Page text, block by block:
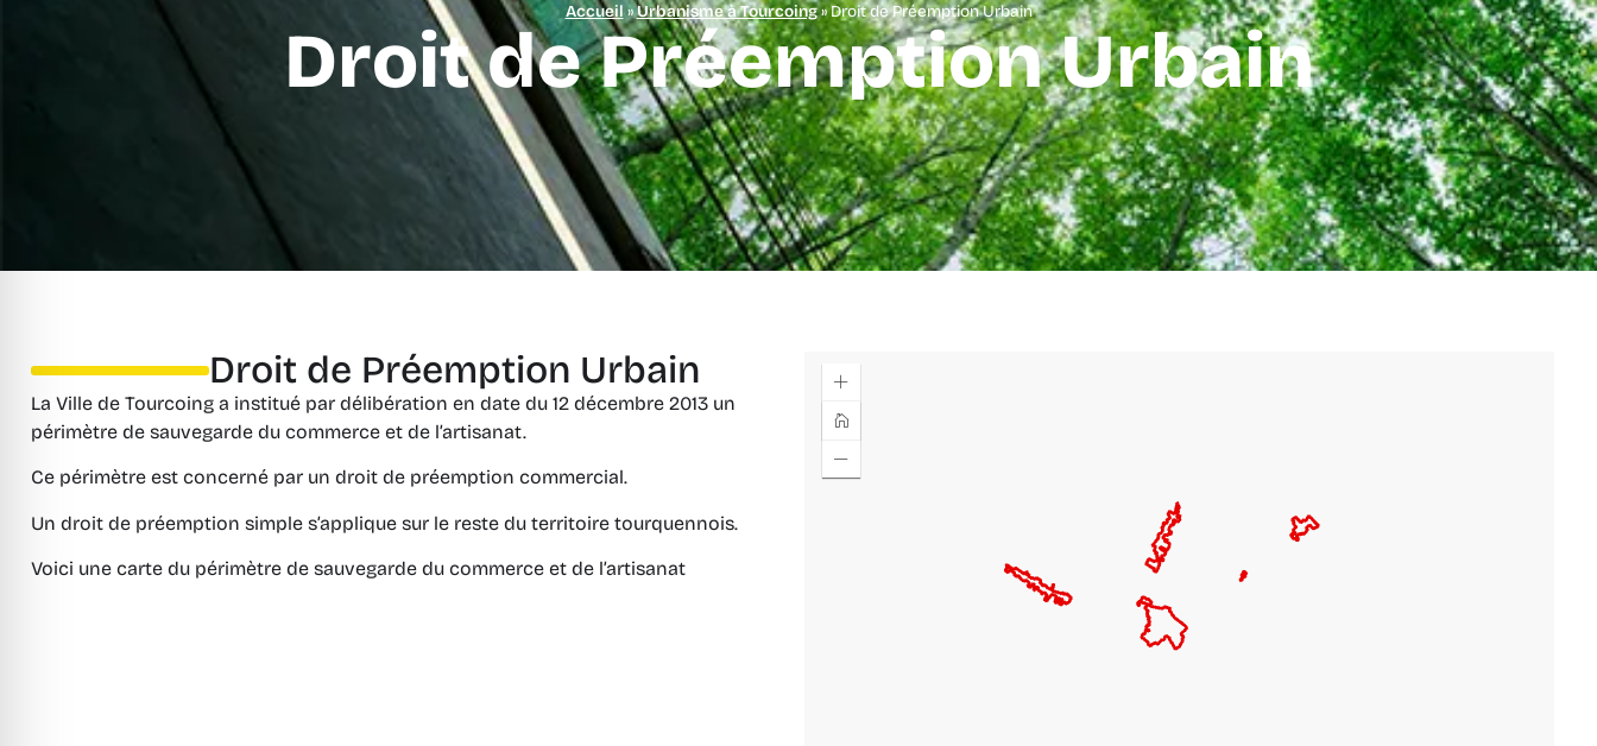
Accueil»Urbanisme à Tourcoing»Droit de Préemption Urbain
Droit de Préemption Urbain
Droit de Préemption Urbain
La Ville de Tourcoing a institué par délibération en date du 12 décembre 2013 un
périmètre de sauvegarde du commerce et de l’artisanat.
Ce périmètre est concerné par un droit de préemption commercial.
Un droit de préemption simple s’applique sur le reste du territoire tourquennois.
Voici une carte du périmètre de sauvegarde du commerce et de l’artisanat